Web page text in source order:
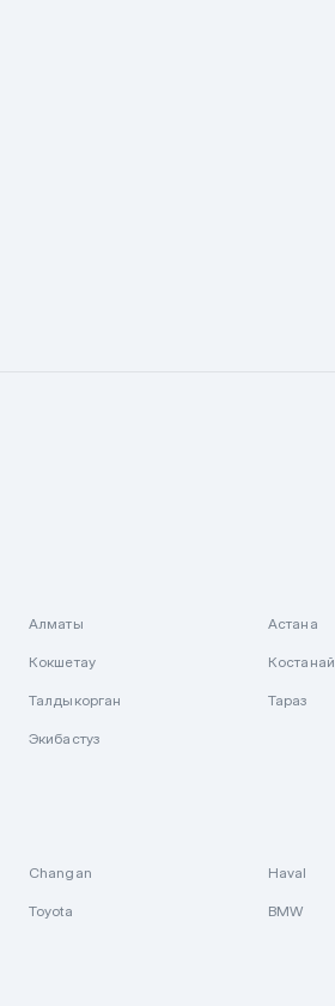
Алматы Астана
Кокшетау Костанай
Талдыкорган Тараз
Экибастуз
Changan Haval
Toyota BMW